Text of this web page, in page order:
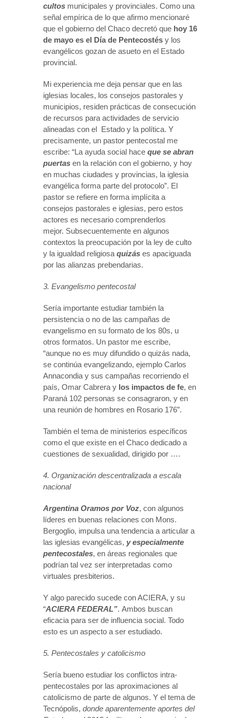
cultos municipales y provinciales. Como una
señal empírica de lo que afirmo mencionaré
que el gobierno del Chaco decretó que hoy 16
de mayo es el Día de Pentecostés y los
evangélicos gozan de asueto en el Estado
provincial.
Mi experiencia me deja pensar que en las
iglesias locales, los consejos pastorales y
municipios, residen prácticas de consecución
de recursos para actividades de servicio
alineadas con el Estado y la política. Y
precisamente, un pastor pentecostal me
escribe: “La ayuda social hace que se abran
puertas en la relación con el gobierno, y hoy
en muchas ciudades y provincias, la iglesia
evangélica forma parte del protocolo”. El
pastor se refiere en forma implícita a
consejos pastorales e iglesias, pero estos
actores es necesario comprenderlos
mejor. Subsecuentemente en algunos
contextos la preocupación por la ley de culto
y la igualdad religiosa quizás es apaciguada
por las alianzas prebendarias.
3. Evangelismo pentecostal
Sería importante estudiar también la
persistencia o no de las campañas de
evangelismo en su formato de los 80s, u
otros formatos. Un pastor me escribe,
“aunque no es muy difundido o quizás nada,
se continúa evangelizando, ejemplo Carlos
Annacondia y sus campañas recorriendo el
país, Omar Cabrera y los impactos de fe, en
Paraná 102 personas se consagraron, y en
una reunión de hombres en Rosario 176”.
También el tema de ministerios específicos
como el que existe en el Chaco dedicado a
cuestiones de sexualidad, dirigido por ….
4. Organización descentralizada a escala
nacional
Argentina Oramos por Voz, con algunos
líderes en buenas relaciones con Mons.
Bergoglio, impulsa una tendencia a articular a
las iglesias evangélicas, y especialmente
pentecostales, en áreas regionales que
podrían tal vez ser interpretadas como
virtuales presbiterios.
Y algo parecido sucede con ACIERA, y su
“ACIERA FEDERAL”. Ambos buscan
eficacia para ser de influencia social. Todo
esto es un aspecto a ser estudiado.
5. Pentecostales y catolicismo
Sería bueno estudiar los conflictos intra-
pentecostales por las aproximaciones al
catolicismo de parte de algunos. Y el tema de
Tecnópolis, donde aparentemente aportes del